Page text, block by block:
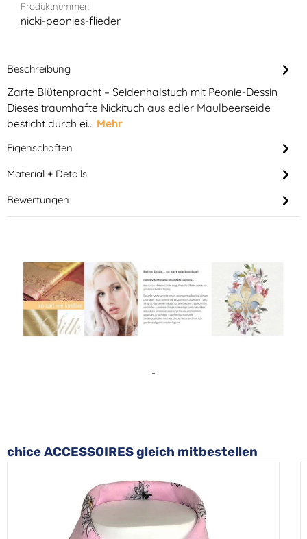
Produktnummer:
nicki-peonies-flieder
Beschreibung
Zarte Blütenpracht – Seidenhalstuch mit Peonie-Dessin
Dieses traumhafte Nickituch aus edler Maulbeerseide
besticht durch ei… Mehr
Eigenschaften
Material + Details
Bewertungen
-
Produktgalerie überspringen
chice ACCESSOIRES gleich mitbestellen